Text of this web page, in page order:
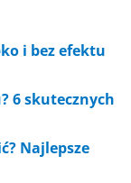
i bez efektu
6 skutecznych
Najlepsze